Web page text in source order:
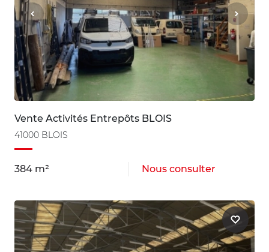
Vente Activités Entrepôts BLOIS
41000 BLOIS
384 m² Nous consulter